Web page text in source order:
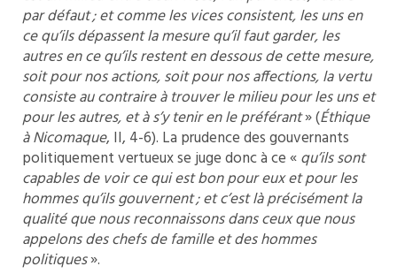
par défaut ; et comme les vices consistent, les uns en
ce qu’ils dépassent la mesure qu’il faut garder, les
autres en ce qu’ils restent en dessous de cette mesure,
soit pour nos actions, soit pour nos affections, la vertu
consiste au contraire à trouver le milieu pour les uns et
pour les autres, et à s’y tenir en le préférant» (Éthique
à Nicomaque, II, 4-6). La prudence des gouvernants
politiquement vertueux se juge donc à ce «qu’ils sont
capables de voir ce qui est bon pour eux et pour les
hommes qu’ils gouvernent ; et c’est là précisément la
qualité que nous reconnaissons dans ceux que nous
appelons des chefs de famille et des hommes
politiques».